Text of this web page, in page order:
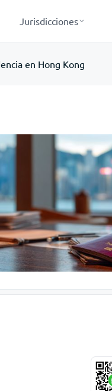
Jurisdicciones
en Hong Kong